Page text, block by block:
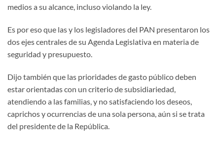
medios a su alcance, incluso violando la ley.
Es por eso que las y los legisladores del PAN presentaron los
dos ejes centrales de su Agenda Legislativa en materia de
seguridad y presupuesto.
Dijo también que las prioridades de gasto público deben
estar orientadas con un criterio de subsidiariedad,
atendiendo a las familias, y no satisfaciendo los deseos,
caprichos y ocurrencias de una sola persona, aún si se trata
del presidente de la República.